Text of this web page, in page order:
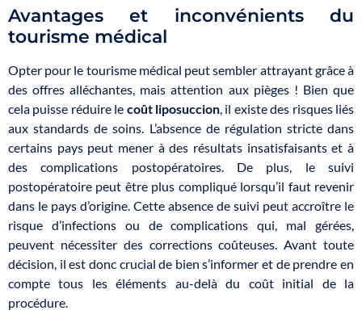
Avantages et inconvénients du
tourisme médical
Opter pour le tourisme médical peut sembler attrayant grâce à
des offres alléchantes, mais attention aux pièges ! Bien que
cela puisse réduire le coût liposuccion, il existe des risques liés
aux standards de soins. L’absence de régulation stricte dans
certains pays peut mener à des résultats insatisfaisants et à
des complications postopératoires. De plus, le suivi
postopératoire peut être plus compliqué lorsqu’il faut revenir
dans le pays d’origine. Cette absence de suivi peut accroître le
risque d’infections ou de complications qui, mal gérées,
peuvent nécessiter des corrections coûteuses. Avant toute
décision, il est donc crucial de bien s’informer et de prendre en
compte tous les éléments au-delà du coût initial de la
procédure.